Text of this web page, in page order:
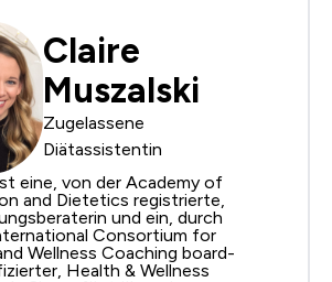
Claire
Muszalski
Zugelassene
Diätassistentin
eine, von der Academy of
and Dietetics registrierte,
und ein, durch
Consortium for
Wellness Coaching board-
Health & Wellness